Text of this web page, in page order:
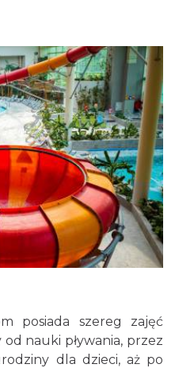
posiada szereg zajęć
nauki pływania, przez
dla dzieci, aż po